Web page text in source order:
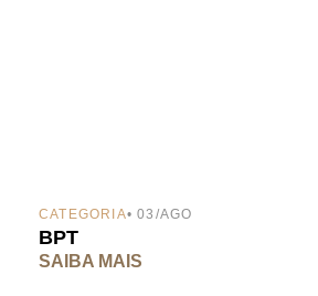
CATEGORIA• 03/AGO
BPT
SAIBA MAIS